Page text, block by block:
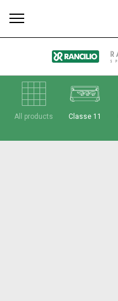
All products Classe 11
Toutes Produits